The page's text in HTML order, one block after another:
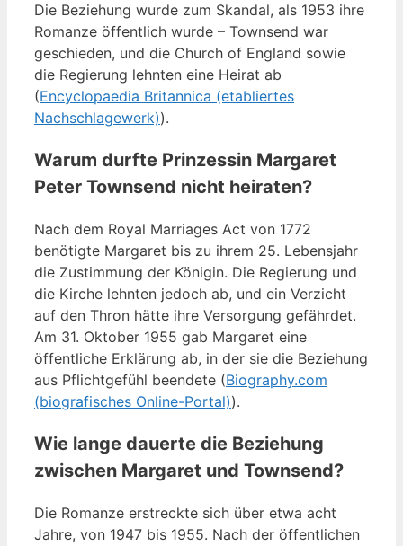
Die Beziehung wurde zum Skandal, als 1953 ihre
Romanze öffentlich wurde – Townsend war
geschieden, und die Church of England sowie
die Regierung lehnten eine Heirat ab
(Encyclopaedia Britannica (etabliertes
Nachschlagewerk)).
Warum durfte Prinzessin Margaret
Peter Townsend nicht heiraten?
Nach dem Royal Marriages Act von 1772
benötigte Margaret bis zu ihrem 25. Lebensjahr
die Zustimmung der Königin. Die Regierung und
die Kirche lehnten jedoch ab, und ein Verzicht
auf den Thron hätte ihre Versorgung gefährdet.
Am 31. Oktober 1955 gab Margaret eine
öffentliche Erklärung ab, in der sie die Beziehung
aus Pflichtgefühl beendete (Biography.com
(biografisches Online-Portal)).
Wie lange dauerte die Beziehung
zwischen Margaret und Townsend?
Die Romanze erstreckte sich über etwa acht
Jahre, von 1947 bis 1955. Nach der öffentlichen